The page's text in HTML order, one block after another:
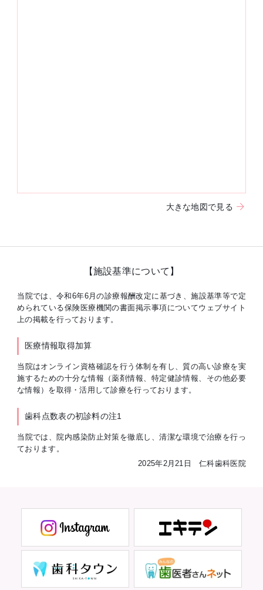
大きな地図で見る
【施設基準について】
当院では、令和6年6月の診療報酬改定に基づき、施設基準等で定
められている保険医療機関の書面掲示事項についてウェブサイト
上の掲載を行っております。
医療情報取得加算
当院はオンライン資格確認を行う体制を有し、質の高い診療を実
施するための十分な情報（薬剤情報、特定健診情報、その他必要
な情報）を取得・活用して診療を行っております。
歯科点数表の初診料の注1
当院では、院内感染防止対策を徹底し、清潔な環境で治療を行っ
ております。
2025年2月21日 仁科歯科医院